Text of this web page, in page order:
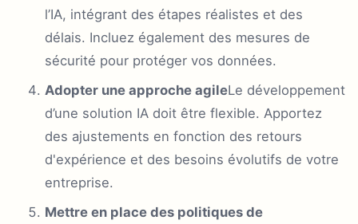
l’IA, intégrant des étapes réalistes et des
délais. Incluez également des mesures de
sécurité pour protéger vos données.
Adopter une approche agileLe développement
d’une solution IA doit être flexible. Apportez
des ajustements en fonction des retours
d'expérience et des besoins évolutifs de votre
entreprise.
Mettre en place des politiques de